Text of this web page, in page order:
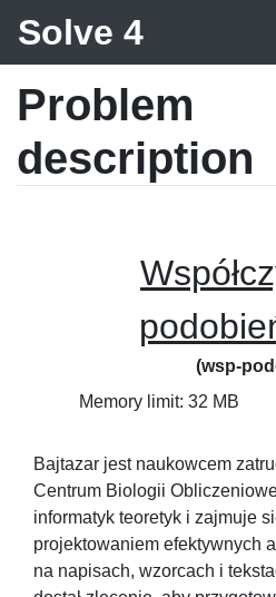
Solve 4
Problem
description
(wsp-
Memory limit: 32 MB
Bajtazar jest naukowcem
Centrum Biologii
informatyk teoretyk i zajmuje
projektowaniem efektywnych
na napisach, wzorcach i